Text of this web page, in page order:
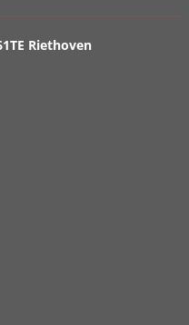
Riethoven